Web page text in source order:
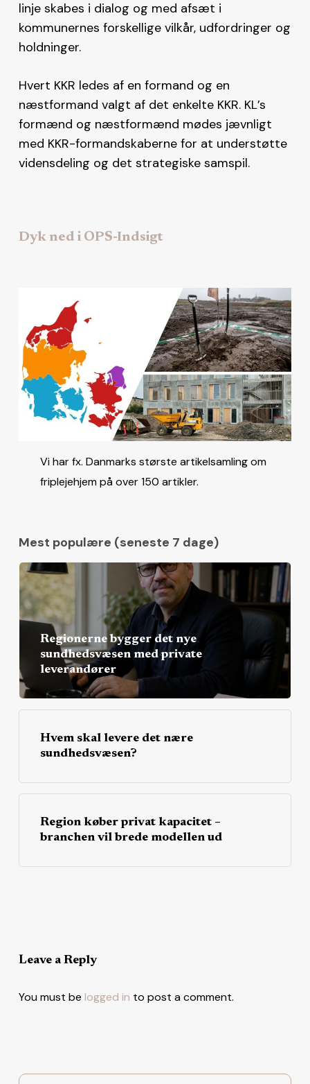
linje skabes i dialog og med afsæt i
kommunernes forskellige vilkår, udfordringer og
holdninger.
Hvert KKR ledes af en formand og en
næstformand valgt af det enkelte KKR. KL’s
formænd og næstformænd mødes jævnligt
med KKR-formandskaberne for at understøtte
vidensdeling og det strategiske samspil.
Dyk ned i OPS-Indsigt
Vi har fx. Danmarks største artikelsamling om
friplejehjem på over 150 artikler.
Mest populære (seneste 7 dage)
Regionerne bygger det nye
sundhedsvæsen med private
leverandører
Hvem skal levere det nære
sundhedsvæsen?
Region køber privat kapacitet –
branchen vil brede modellen ud
Leave a Reply
You must be logged in to post a comment.